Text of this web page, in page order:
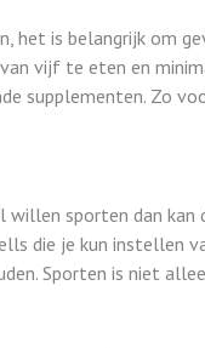
het is belangrijk om
vijf te eten en
supplementen. Zo
sporten dan
die je kun instellen
Sporten is niet